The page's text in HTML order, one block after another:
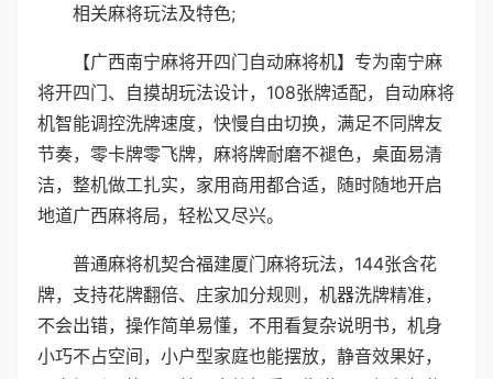
相关麻将玩法及特色;
【广西南宁麻将开四门自动麻将机】专为南宁麻
将开四门、自摸胡玩法设计，108张牌适配，自动麻将
机智能调控洗牌速度，快慢自由切换，满足不同牌友
节奏，零卡牌零飞牌，麻将牌耐磨不褪色，桌面易清
洁，整机做工扎实，家用商用都合适，随时随地开启
地道广西麻将局，轻松又尽兴。
普通麻将机契合福建厦门麻将玩法，144张含花
牌，支持花牌翻倍、庄家加分规则，机器洗牌精准，
不会出错，操作简单易懂，不用看复杂说明书，机身
小巧不占空间，小户型家庭也能摆放，静音效果好，